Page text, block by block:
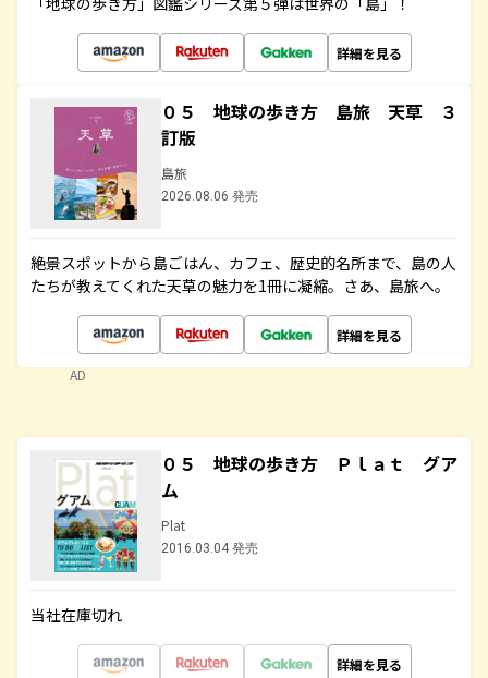
詳細を見る
０５ 地球の歩き方 島旅 天草 ３
訂版
島旅
2026.08.06 発売
絶景スポットから島ごはん、カフェ、歴史的名所まで、島の人
たちが教えてくれた天草の魅力を1冊に凝縮。さあ、島旅へ。
詳細を見る
AD
０５ 地球の歩き方 Ｐｌａｔ グア
ム
Plat
2016.03.04 発売
当社在庫切れ
詳細を見る